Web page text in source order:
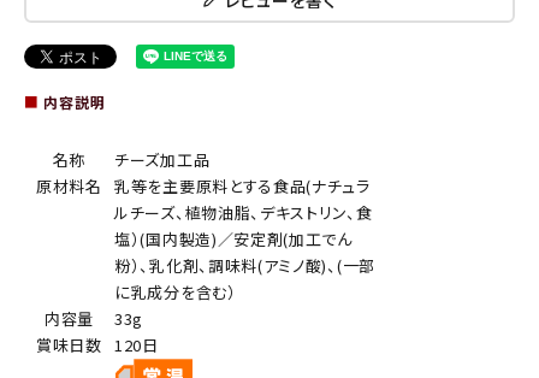
■ 内容説明
名称
チーズ加工品
原材料名
乳等を主要原料とする食品(ナチュラ
ルチーズ、植物油脂、デキストリン、食
塩）(国内製造)／安定剤(加工でん
粉）、乳化剤、調味料(アミノ酸)、(一部
に乳成分を含む）
内容量
33g
賞味日数
120日